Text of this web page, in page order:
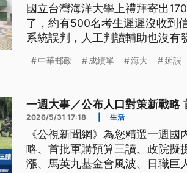
國立台灣海洋大學上禮拜寄出
了，約有500名考生遲遲沒收到
系統誤判，人工判讀輔助也沒有
中華郵政 成績單 海大 延誤
一週大事／公布人口對策新戰略
2026/5/31 17:18 生活
《公視新聞網》為您精選一週
略、首批軍購預算三讀、政院擬
漲、馬英九基金會風波、日職巨